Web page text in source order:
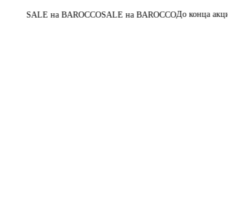
SALE на BAROCCOSALE на BAROCCOДо конца акции05